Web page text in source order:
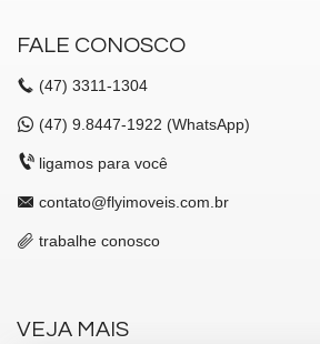
FALE CONOSCO
(47) 3311-1304
(47) 9.8447-1922 (WhatsApp)
ligamos para você
contato@flyimoveis.com.br
trabalhe conosco
VEJA MAIS